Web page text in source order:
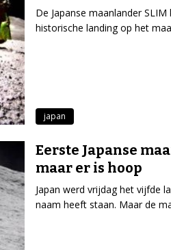
De Japanse maanlander
historische landing op het
japan
Eerste Japanse
maar er is hoop
Japan werd vrijdag het vijfde
naam heeft staan. Maar de